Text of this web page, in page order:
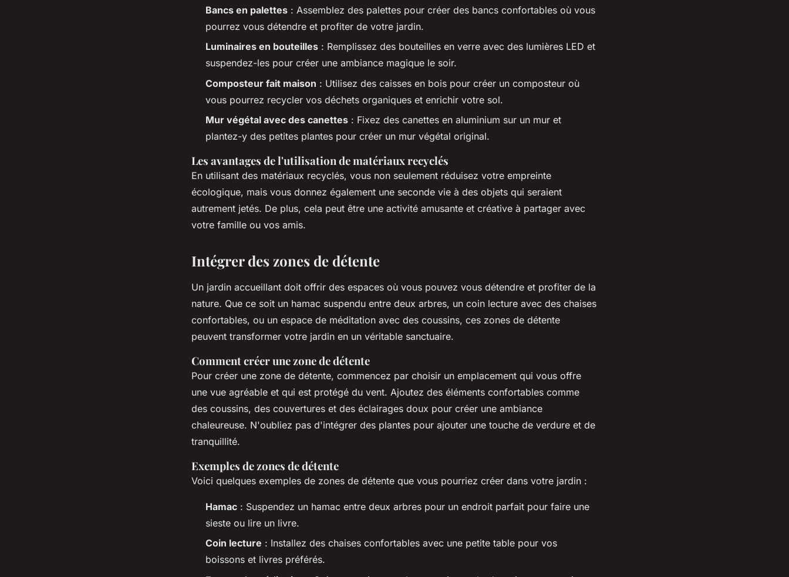
Bancs en palettes : Assemblez des palettes pour créer des bancs confortables où vous
pourrez vous détendre et profiter de votre jardin.
Luminaires en bouteilles : Remplissez des bouteilles en verre avec des lumières LED et
suspendez-les pour créer une ambiance magique le soir.
Composteur fait maison : Utilisez des caisses en bois pour créer un composteur où
vous pourrez recycler vos déchets organiques et enrichir votre sol.
Mur végétal avec des canettes : Fixez des canettes en aluminium sur un mur et
plantez-y des petites plantes pour créer un mur végétal original.
Les avantages de l'utilisation de matériaux recyclés
En utilisant des matériaux recyclés, vous non seulement réduisez votre empreinte
écologique, mais vous donnez également une seconde vie à des objets qui seraient
autrement jetés. De plus, cela peut être une activité amusante et créative à partager avec
votre famille ou vos amis.
Intégrer des zones de détente
Un jardin accueillant doit offrir des espaces où vous pouvez vous détendre et profiter de la
nature. Que ce soit un hamac suspendu entre deux arbres, un coin lecture avec des chaises
confortables, ou un espace de méditation avec des coussins, ces zones de détente
peuvent transformer votre jardin en un véritable sanctuaire.
Comment créer une zone de détente
Pour créer une zone de détente, commencez par choisir un emplacement qui vous offre
une vue agréable et qui est protégé du vent. Ajoutez des éléments confortables comme
des coussins, des couvertures et des éclairages doux pour créer une ambiance
chaleureuse. N'oubliez pas d'intégrer des plantes pour ajouter une touche de verdure et de
tranquillité.
Exemples de zones de détente
Voici quelques exemples de zones de détente que vous pourriez créer dans votre jardin :
Hamac : Suspendez un hamac entre deux arbres pour un endroit parfait pour faire une
sieste ou lire un livre.
Coin lecture : Installez des chaises confortables avec une petite table pour vos
boissons et livres préférés.